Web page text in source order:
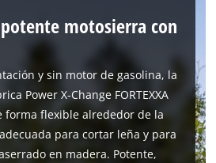
is not permitted to load due
that are not disclosed to the
with their CMP to add this content
the list of technologies used.
by
Usercentrics Consent
Management Platform
potente motosierra con
y sin motor de gasolina, la
Power X‑Change FORTEXXA
forma flexible alrededor de la
para cortar leña y para
en madera. Potente,